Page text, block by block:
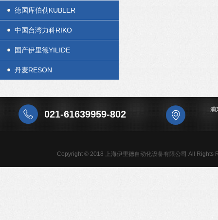
德国库伯勒KUBLER
中国台湾力科RIKO
国产伊里德YILIDE
丹麦RESON
021-61639959-802 浦
Copyright © 2018 上海伊里德自动化设备有限公司 All Rights